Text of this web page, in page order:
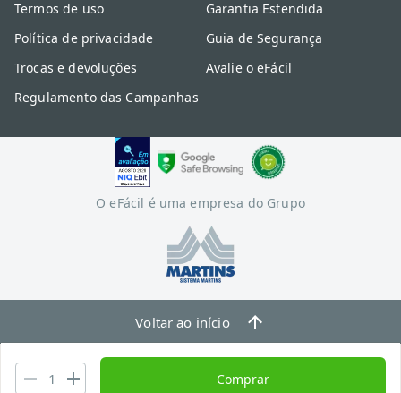
Termos de uso
Política de privacidade
Trocas e devoluções
Regulamento das Campanhas
Garantia Estendida
Guia de Segurança
Avalie o eFácil
O eFácil é uma empresa do Grupo
Voltar ao início
Comprar